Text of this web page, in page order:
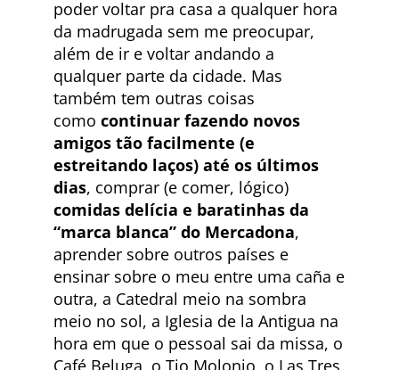
poder voltar pra casa a qualquer hora
da madrugada sem me preocupar,
além de ir e voltar andando a
qualquer parte da cidade. Mas
também tem outras coisas
como continuar fazendo novos
amigos tão facilmente (e
estreitando laços) até os últimos
dias, comprar (e comer, lógico)
comidas delícia e baratinhas da
“marca blanca” do Mercadona,
aprender sobre outros países e
ensinar sobre o meu entre uma caña e
outra, a Catedral meio na sombra
meio no sol, a Iglesia de la Antigua na
hora em que o pessoal sai da missa, o
Café Beluga, o Tio Molonio, o Las Tres